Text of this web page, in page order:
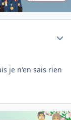
je n'en sais rien